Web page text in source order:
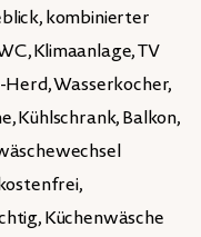
kombinierter
Klimaanlage, TV
Wasserkocher,
Kühlschrank, Balkon,
Küchenwäsche